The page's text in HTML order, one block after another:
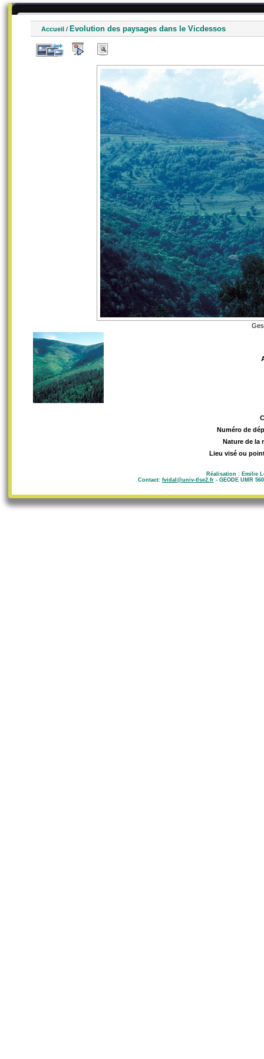
Accueil / Evolution des paysages dans le Vicdessos
Numéro de
Nature de la
Lieu visé ou
Réalisation : Emilie
Contact: fvidal@univ-tlse2.fr- GEODE UMR